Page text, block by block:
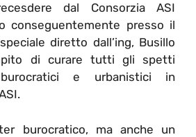
dal Consorzia ASI
conseguentemente presso il
diretto dall’ing, Busillo
di curare tutti gli spetti
burocratici e urbanistici in
burocratico, ma anche un